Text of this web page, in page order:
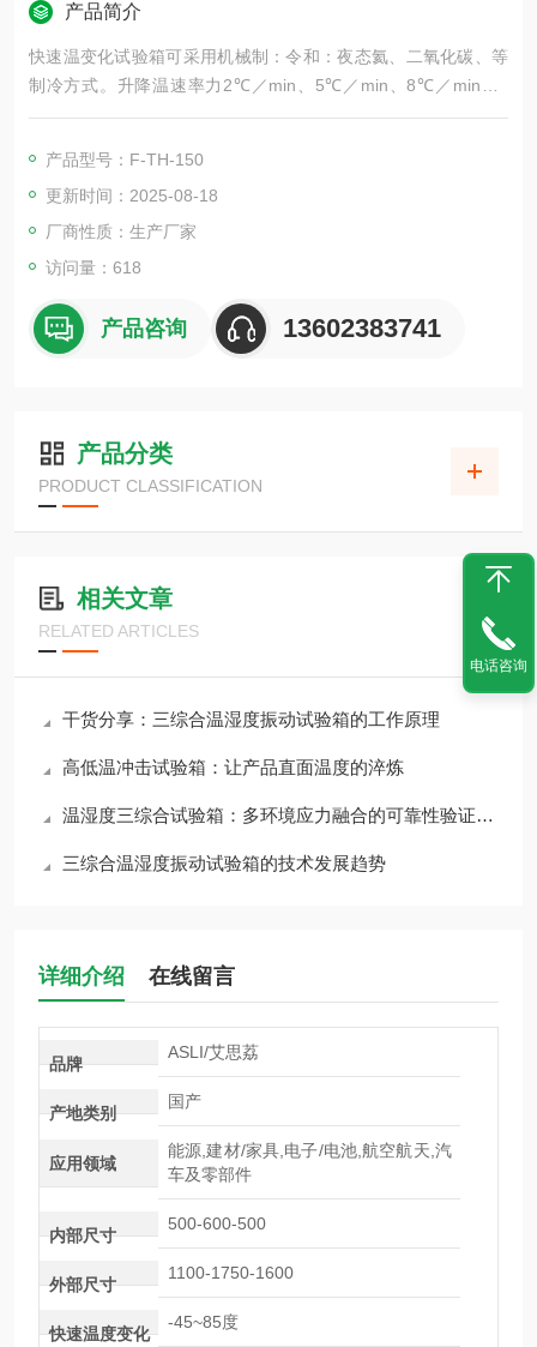
产品简介
快速温变化试验箱可采用机械制：令和：夜态氦、二氧化碳、等
制冷方式。升降温速率力2℃／min、5℃／min、8℃／min、1
0℃／min、15℃／min、20℃／min等。(可根据要求设计)另可采
0~240dost)中英文显示控制系统。
产品型号：F-TH-150
更新时间：2025-08-18
厂商性质：生产厂家
访问量：618
产品咨询 13602383741
产品分类
PRODUCT CLASSIFICATION
相关文章
RELATED ARTICLES
干货分享：三综合温湿度振动试验箱的工作原理
高低温冲击试验箱：让产品直面温度的淬炼
温湿度三综合试验箱：多环境应力融合的可靠性验证平台
三综合温湿度振动试验箱的技术发展趋势
详细介绍 在线留言
品牌
ASLI/艾思荔
产地类别
国产
应用领域
能源,建材/家具,电子/电池,航空航天,汽
车及零部件
内部尺寸
500-600-500
外部尺寸
1100-1750-1600
快速温度变化
-45~85度
电话咨询